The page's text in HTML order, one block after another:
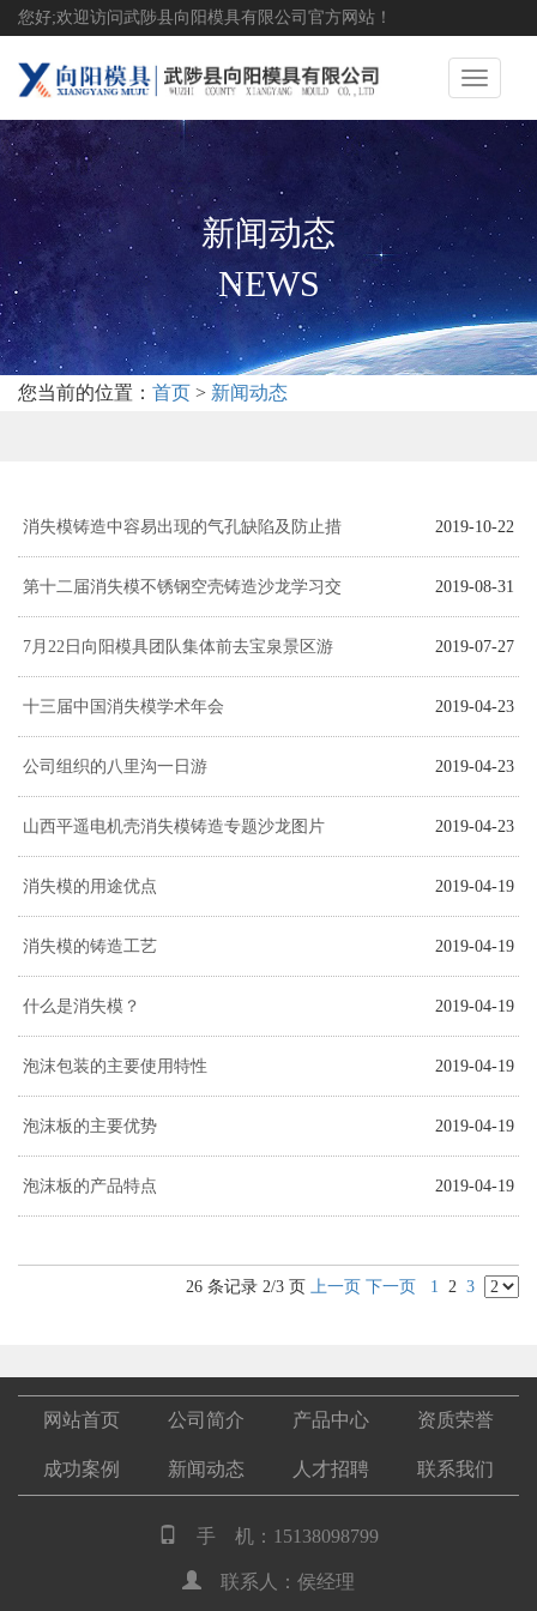
您好;欢迎访问武陟县向阳模具有限公司官方网站！
Toggle
新闻动态
NEWS
您当前的位置： 首页 > 新闻动态
消失模铸造中容易出现的气孔缺陷及防止措
施
2019-10-22
第十二届消失模不锈钢空壳铸造沙龙学习交
流会
2019-08-31
7月22日向阳模具团队集体前去宝泉景区游
览
2019-07-27
十三届中国消失模学术年会 2019-04-23
公司组织的八里沟一日游 2019-04-23
山西平遥电机壳消失模铸造专题沙龙图片 2019-04-23
消失模的用途优点 2019-04-19
消失模的铸造工艺 2019-04-19
什么是消失模？ 2019-04-19
泡沫包装的主要使用特性 2019-04-19
泡沫板的主要优势 2019-04-19
泡沫板的产品特点 2019-04-19
26 条记录 2/3 页 上一页 下一页 1 2 3
网站首页 公司简介 产品中心 资质荣誉
成功案例 新闻动态 人才招聘 联系我们
手 机：15138098799
联系人：侯经理